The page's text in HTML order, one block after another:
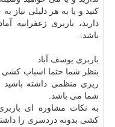
کنید و یا به هر دلیلی
دارید، باربری
باشد.
باربری یوسف آباد
بنظر شما حتما اسباب کشی
ریزی منظمی داشته
شما می باشد.
به نکات مشاوره ای
کشی بدونه دردسری را